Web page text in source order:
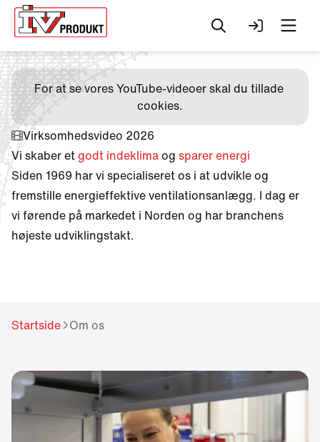
different language.
Yes
No
Søg Log ind
Vi skaber etgodt indeklimaog sparer energi
Siden 1969 har vi specialiseret os i at udvikle og
fremstille energieffektive ventilationsanlægg. I dag er
vi førende på markedet i Norden og har branchens
højeste udviklingstakt.
For at se vores YouTube-videoer skal du tillade
cookies.
Virksomhedsvideo 2026
Startside Om os